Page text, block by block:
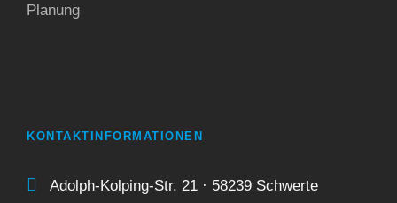
Planung
KONTAKTINFORMATIONEN
Adolph-Kolping-Str. 21 · 58239 Schwerte